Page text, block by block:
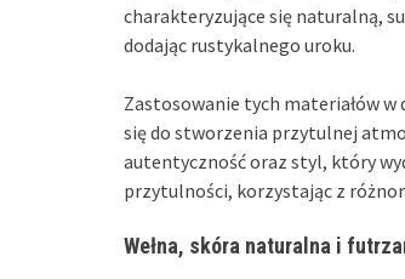
charakteryzujące się naturalną,
dodając rustykalnego uroku.
Zastosowanie tych materiałów
się do stworzenia przytulnej
autentyczność oraz styl, który
przytulności, korzystając z
Wełna, skóra naturalna i